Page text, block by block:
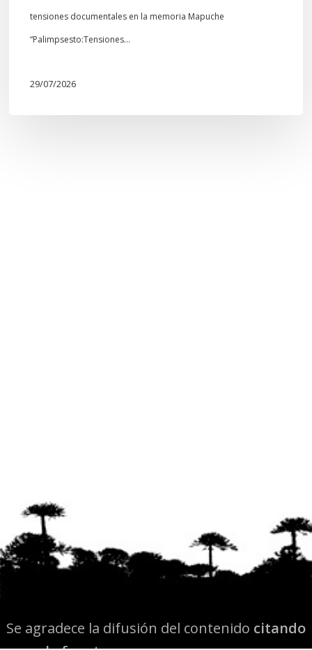
tensiones documentales en la memoria Mapuche
“Palimpsesto:Tensiones…
29/07/2026
Se agradece la difusión del contenido citando